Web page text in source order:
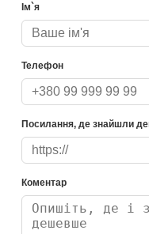
Ім`я
Телефон
Посилання, де знайшли
Коментар